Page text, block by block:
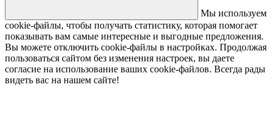
Мы используем
cookie-файлы, чтобы получать статистику, которая помогает
показывать вам самые интересные и выгодные предложения.
Вы можете отключить cookie-файлы в настройках. Продолжая
пользоваться сайтом без изменения настроек, вы даете
согласие на использование ваших cookie-файлов. Всегда рады
видеть вас на нашем сайте!